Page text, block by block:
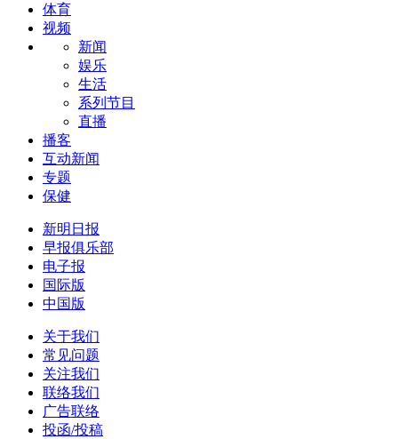
体育
视频
新闻
娱乐
生活
系列节目
直播
播客
互动新闻
专题
保健
新明日报
早报俱乐部
电子报
国际版
中国版
关于我们
常见问题
关注我们
联络我们
广告联络
投函/投稿